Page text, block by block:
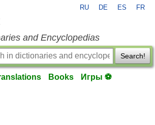
RU DE ES FR
and Encyclopedias
Search!
Books Игры ⚽